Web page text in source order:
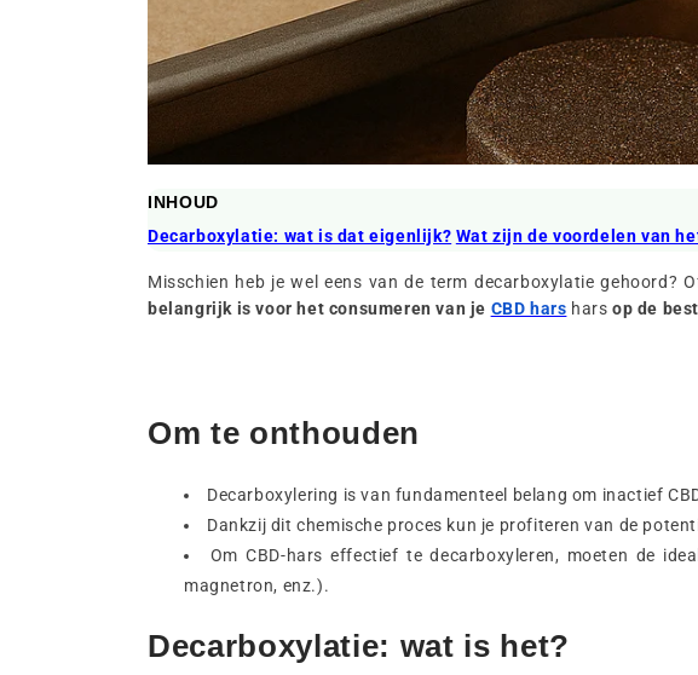
INHOUD
Decarboxylatie: wat is dat eigenlijk? Wat zijn de voordelen van
Misschien heb je wel eens van de term decarboxylatie
belangrijk is voor het consumeren van je CBD hars harsop de
Om te onthouden
Decarboxylering is van fundamenteel belang om inactief
Dankzij dit chemische proces kun je profiteren van de
Om CBD-hars effectief te decarboxyleren, moeten de
magnetron, enz.).
Decarboxylatie: wat is het?